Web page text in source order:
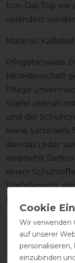
1cm. Das Top
verändert
Material:
Pflegehinweise:
Mitleidenschaft
Pflege
Stiefel zeitnah
und der
Keine
dies das Leder
empfiehlt DeNiro
einem
Stiefelknecht,
Reißverschluss
Wie hat dir die
gefallen?
Wir verwenden
auf unserer
einzubinden